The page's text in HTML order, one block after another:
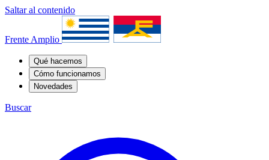
Saltar al contenido
Frente Amplio
Qué hacemos
Cómo funcionamos
Novedades
Buscar